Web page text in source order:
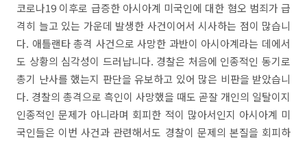
코로나19 이후로 급증한 아시아계 미국인에 대한 혐오 범죄가 급
격히 늘고 있는 가운데 발생한 사건이어서 시사하는 점이 많습니
다. 애틀랜타 총격 사건으로 사망한 과반이 아시아계라는 데에서
도 상황의 심각성이 드러납니다. 경찰은 처음에 인종적인 동기로
총기 난사를 했는지 판단을 유보하고 있어 많은 비판을 받았습니
다. 경찰의 총격으로 흑인이 사망했을 때도 곧잘 개인의 일탈이지
인종적인 문제가 아니라며 회피한 적이 많아서인지 아시아계 미
국인들은 이번 사건과 관련해서도 경찰이 문제의 본질을 회피하